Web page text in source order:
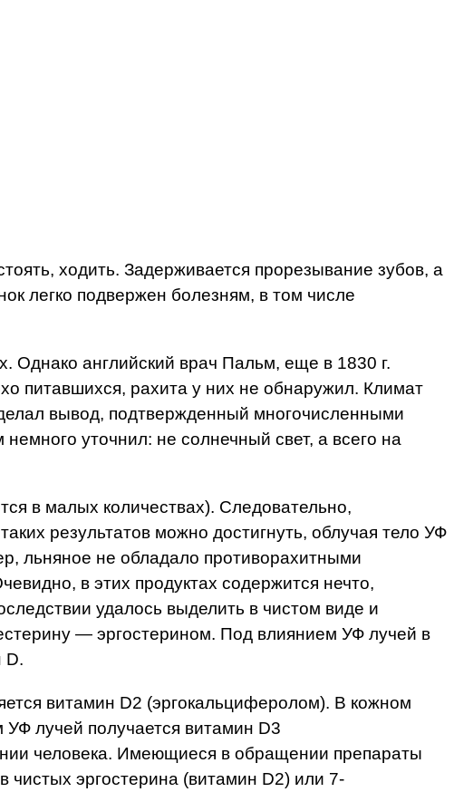
ходить. Задерживается прорезывание зубов, а
легко подвержен болезням, в том числе
английский врач Пальм, еще в 1830 г.
питавшихся, рахита у них не обнаружил. Климат
вывод, подтвержденный многочисленными
уточнил: не солнечный свет, а всего на
в малых количествах). Следовательно,
результатов можно достигнуть, облучая тело УФ
льняное не обладало противорахитными
в этих продуктах содержится нечто,
удалось выделить в чистом виде и
— эргостерином. Под влиянием УФ лучей в
D.
витамин D2 (эргокальциферолом). В кожном
лучей получается витамин D3
человека. Имеющиеся в обращении препараты
чистых эргостерина (витамин D2) или 7-